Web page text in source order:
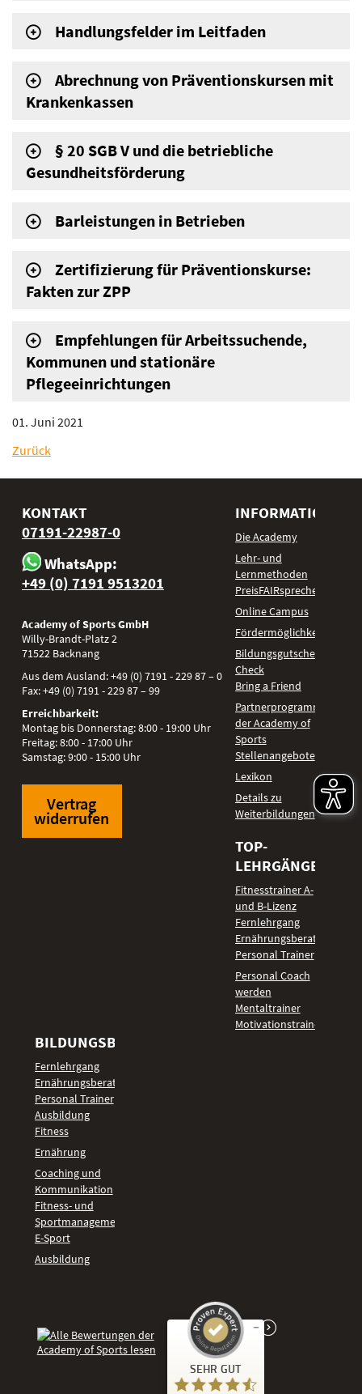
Handlungsfelder im Leitfaden
Abrechnung von Präventionskursen mit
Krankenkassen
§ 20 SGB V und die betriebliche
Gesundheitsförderung
Barleistungen in Betrieben
Zertifizierung für Präventionskurse:
Fakten zur ZPP
Empfehlungen für Arbeitssuchende,
Kommunen und stationäre
Pflegeeinrichtungen
01. Juni 2021
Zurück
KONTAKT
07191-22987-0
WhatsApp:
+49 (0) 7191 9513201
Academy of Sports GmbH
Willy-Brandt-Platz 2
71522 Backnang
Aus dem Ausland:+49 (0) 7191 - 229 87 – 0
Fax:+49 (0) 7191 - 229 87 – 99
Erreichbarkeit:
Montag bis Donnerstag: 8:00 - 19:00 Uhr
Freitag: 8:00 - 17:00 Uhr
Samstag: 9:00 - 15:00 Uhr
Vertrag
widerrufen
INFORMATIONEN
Die Academy
Lehr- und
Lernmethoden
PreisFAIRsprechen
Online Campus
Fördermöglichkeiten
Bildungsgutschein
Check
Bring a Friend
Partnerprogramm
der Academy of
Sports
Stellenangebote
Lexikon
Details zu
Weiterbildungen
TOP-
LEHRGÄNGE
Fitnesstrainer A-
und B-Lizenz
Fernlehrgang
Ernährungsberater
Personal Trainer
Personal Coach
werden
Mentaltrainer
Motivationstrainer
BILDUNGSBEREICHE
Fernlehrgang
Ernährungsberater
Personal Trainer
Ausbildung
Fitness
Ernährung
Coaching und
Kommunikation
Fitness- und
Sportmanagement
E-Sport
Ausbildung
SEHR GUT
Kundenbewertungen und Erfahrungen zu
Academy of Sports